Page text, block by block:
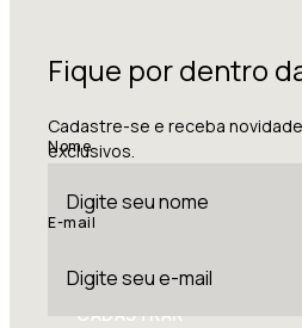
Fique por dentro
Cadastre-se e receba
exclusivos.
Nome
E-mail
CADASTRAR